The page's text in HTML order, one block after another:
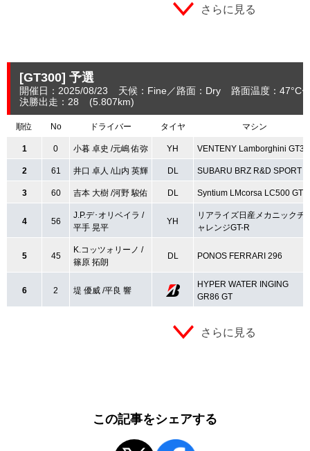
さらに見る
[GT300] 予選
開催日：2025/08/23 天候：Fine 路面：Dry
路面温度：47°C
決勝出走：28
(5.807km)
順位 No ドライバー タイヤ マシン
1 0 小暮 卓史 /元嶋 佑弥 YH VENTENY Lamborghini GT3
2 61 井口 卓人 /山内 英輝 DL SUBARU BRZ R&D SPORT
3 60 吉本 大樹 /河野 駿佑 DL Syntium LMcorsa LC500 GT
4 56
J.P.デ･オリベイラ /
平手 晃平
YH
リアライズ日産メカニックチ
ャレンジGT-R
5 45
K.コッツォリーノ /
篠原 拓朗
DL PONOS FERRARI 296
6 2 堤 優威 /平良 響
HYPER WATER INGING
GR86 GT
さらに見る
この記事をシェアする